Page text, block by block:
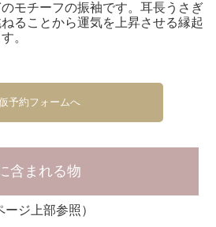
モチーフの振袖です。耳長うさぎ
ることから運気を上昇させる縁起
。
予約フォームへ
含まれる物
ジ上部参照）